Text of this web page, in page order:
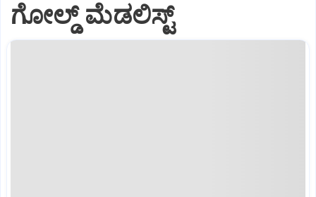
ಗೋಲ್ಡ್‌ ಮೆಡಲಿಸ್ಟ್